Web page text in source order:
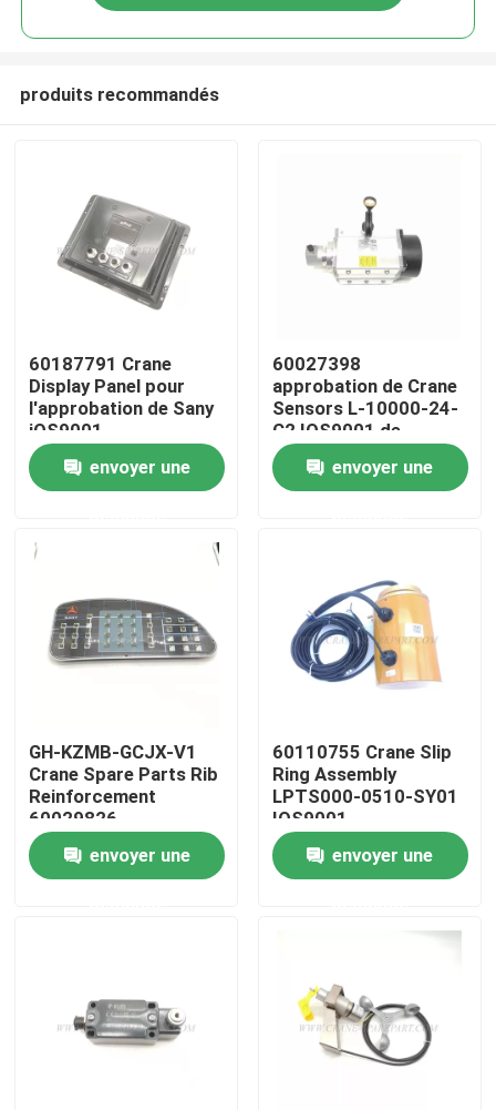
Aperçu
A propos de nous
Contrôle de la qualité
Contact
Pièces de rechange de grue
produits recommandés
60187791 Crane
Display Panel pour
l'approbation de Sany
iOS9001
envoyer une
60027398
approbation de Crane
Sensors L-10000-24-
C2 IOS9001 de
déplacement
envoyer une
GH-KZMB-GCJX-V1
Crane Spare Parts Rib
Reinforcement
60029826
envoyer une
60110755 Crane Slip
Ring Assembly
LPTS000-0510-SY01
IOS9001
envoyer une